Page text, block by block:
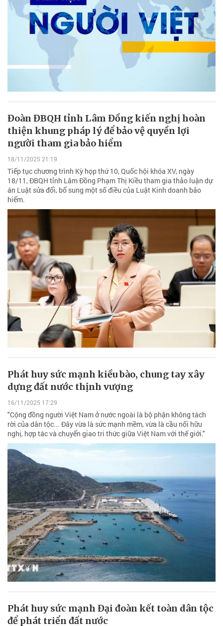
Đoàn ĐBQH tỉnh Lâm Đồng kiến nghị hoàn
thiện khung pháp lý để bảo vệ quyền lợi
người tham gia bảo hiểm
18/11/2025 21:19
Tiếp tục chương trình Kỳ họp thứ 10, Quốc hội khóa XV, ngày
18/11, ĐBQH tỉnh Lâm Đồng Phạm Thị Kiều tham gia thảo luận dự
án Luật sửa đổi, bổ sung một số điều của Luật Kinh doanh bảo
hiểm.
Phát huy sức mạnh kiều bào, chung tay xây
dựng đất nước thịnh vượng
16/11/2025 17:29
"Cộng đồng người Việt Nam ở nước ngoài là bộ phận không tách
rời của dân tộc... Đây vừa là sức mạnh mềm, vừa là cầu nối hữu
nghị, hợp tác và chuyển giao tri thức giữa Việt Nam với thế giới."
Phát huy sức mạnh Đại đoàn kết toàn dân tộc
để phát triển đất nước